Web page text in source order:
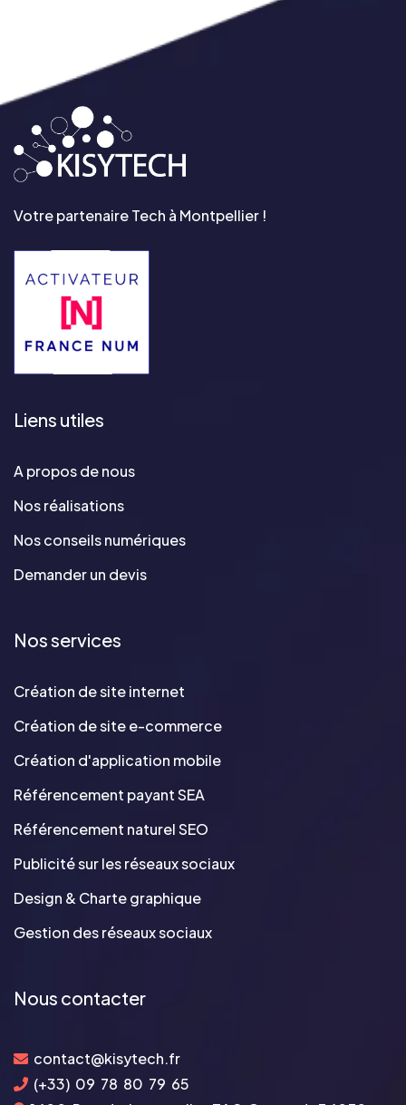
Votre partenaire Tech à Montpellier !
Liens utiles
A propos de nous
Nos réalisations
Nos conseils numériques
Demander un devis
Nos services
Création de site internet
Création de site e-commerce
Création d'application mobile
Référencement payant SEA
Référencement naturel SEO
Publicité sur les réseaux sociaux
Design & Charte graphique
Gestion des réseaux sociaux
Nous contacter
contact@kisytech.fr
(+33) 09 78 80 79 65